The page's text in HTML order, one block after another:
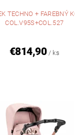
TECHNO + FAREBNÝ
COL.V95S+COL.527
€814,90 / ks